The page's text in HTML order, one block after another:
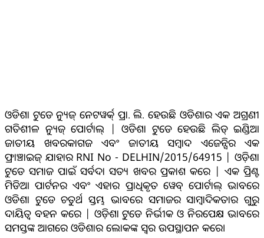
ଓଡିଶା ଟୁଡେ ନ୍ୟୁଜ୍ ନେଟୱର୍କ୍ ପ୍ରା. ଲି. ହେଉଛି ଓଡିଶାର ଏକ ଅଗ୍ରଣୀ
ଗତିଶୀଳ ନ୍ୟୁଜ୍ ପୋର୍ଟାଲ୍ | ଓଡିଶା ଟୁଡେ ହେଉଛି ଲିଡ୍ ଇଣ୍ଡିଆ
ଜାତୀୟ ଖବରକାଗଜ ଏବଂ ଜାତୀୟ ସମ୍ବାଦ ଏଜେନ୍ସିର ଏକ
ଫ୍ରାଞ୍ଚାଇଜ୍ ଯାହାର RNI No - DELHIN/2015/64915 | ଓଡ଼ିଶା
ଟୁଡେ ସମାଜ ପାଇଁ ସର୍ବଦା ସତ୍ୟ ଖବର ପ୍ରକାଶ କରେ | ଏକ ପ୍ରିଣ୍ଟ
ମିଡିଆ ପାର୍ଟନର ଏବଂ ଏହାର ପ୍ରାଧିକୃତ ୱେବ୍ ପୋର୍ଟାଲ୍ ଭାବରେ
ଓଡିଶା ଟୁଡେ ଚତୁର୍ଥ ସ୍ତମ୍ଭ ଭାବରେ ସମାଜର ସାମ୍ବାଦିକତାର ଗୁରୁ
ଦାୟିତ୍ବ ବହନ କରେ | ଓଡ଼ିଶା ଟୁଡେ ନିର୍ଭୀକ ଓ ନିରପେକ୍ଷ ଭାବରେ
ସମସ୍ତଙ୍କ ଆଗରେ ଓଡିଶାର ଲୋକଙ୍କ ସ୍ୱର ଉପସ୍ଥାପନ କରେ।